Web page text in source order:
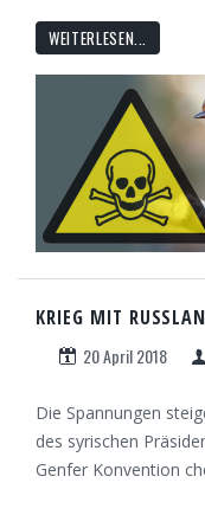
WEITERLESEN...
KRIEG MIT
20 April 2018
Die Spannungen
des syrischen
Genfer Konvention